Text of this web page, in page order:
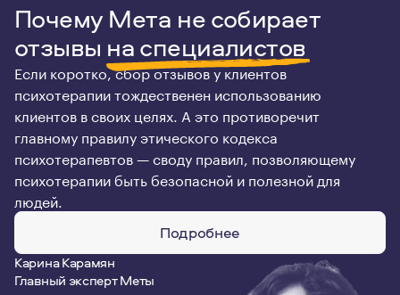
Почему Мета не собирает
отзывы на специалистов
Если коротко, сбор отзывов у клиентов
психотерапии тождественен использованию
клиентов в своих целях. А это противоречит
главному правилу этического кодекса
психотерапевтов — своду правил, позволяющему
психотерапии быть безопасной и полезной для
людей.
Подробнее
Карина Карамян
Главный эксперт Меты